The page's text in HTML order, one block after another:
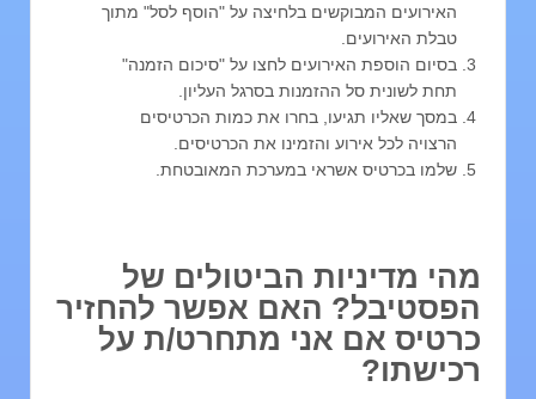
האירועים המבוקשים בלחיצה על "הוסף לסל" מתוך
טבלת האירועים.
בסיום הוספת האירועים לחצו על "סיכום הזמנה"
תחת לשונית סל ההזמנות בסרגל העליון.
במסך שאליו תגיעו, בחרו את כמות הכרטיסים
הרצויה לכל אירוע והזמינו את הכרטיסים.
שלמו בכרטיס אשראי במערכת המאובטחת.
מדיניות הביטולים של
האם אפשר להחזיר
אם אני מתחרט/ת על